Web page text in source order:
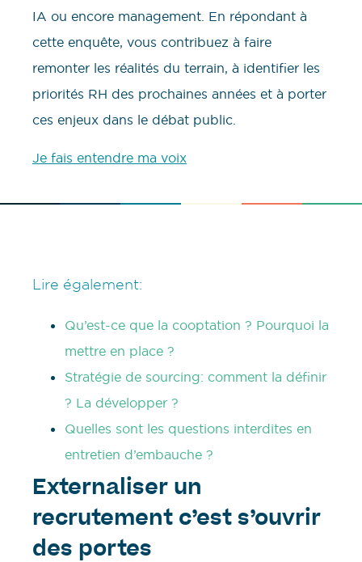
IA ou encore management. En répondant à
cette enquête, vous contribuez à faire
remonter les réalités du terrain, à identifier les
priorités RH des prochaines années et à porter
ces enjeux dans le débat public.
Je fais entendre ma voix
Lire également:
Qu’est-ce que la cooptation ? Pourquoi la
mettre en place ?
Stratégie de sourcing: comment la définir
? La développer ?
Quelles sont les questions interdites en
entretien d’embauche ?
Externaliser un
recrutement c’est s’ouvrir
des portes